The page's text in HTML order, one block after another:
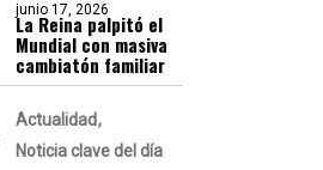
junio 17, 2026
La Reina palpitó el
Mundial con masiva
cambiatón familiar
Actualidad
Noticia clave del día